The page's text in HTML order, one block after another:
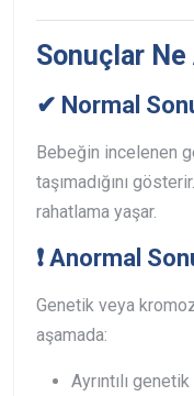
Sonuçlar
✔ Normal
Bebeğin incelenen
taşımadığını
rahatlama yaşar.
❗ Anormal
Genetik veya
aşamada:
Ayrıntılı